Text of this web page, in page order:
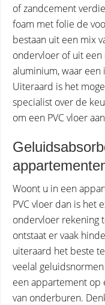
of zandcement
foam met folie de
bestaan uit een mix
ondervloer of uit een
aluminium, waar een
Uiteraard is het
specialist over de
om een PVC vloer
Woont u in een
PVC vloer dan is het
ondervloer rekening
ontstaat er vaak
uiteraard het beste
veelal
een appartement op
van onderburen.